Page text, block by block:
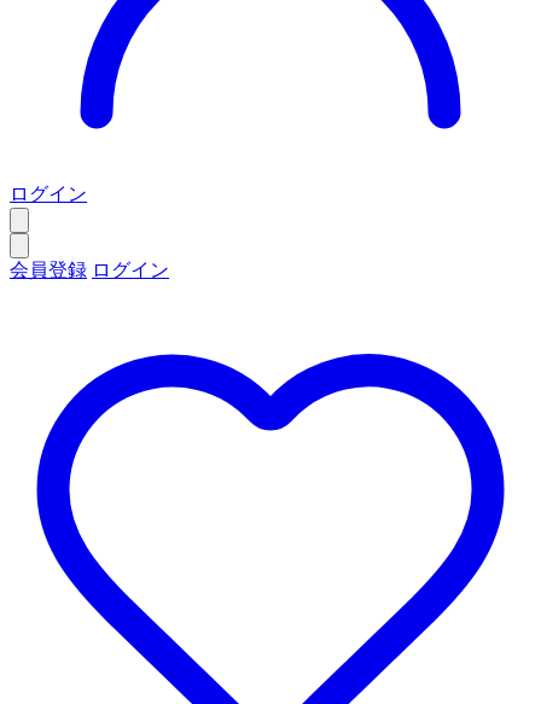
ログイン
会員登録 ログイン